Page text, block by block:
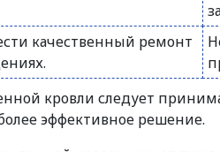
качественный ремонт
кровли следует
эффективное решение.